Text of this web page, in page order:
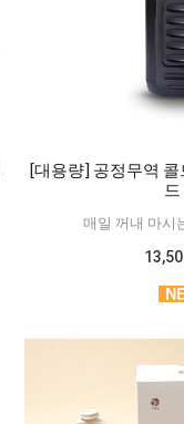
[대용량] 공정무역
매일 꺼내 마시